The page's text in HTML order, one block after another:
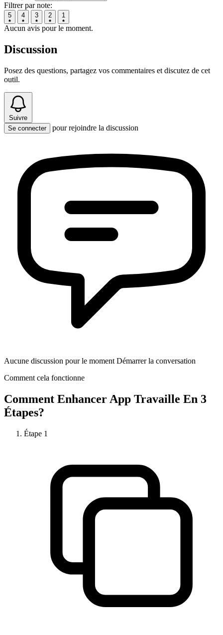
Filtrer par note:
5 4 3 2 1
Aucun avis pour le moment.
Discussion
Posez des questions, partagez vos commentaires et discutez de cet
outil.
Suivre
Se connecter
pour rejoindre la discussion
Aucune discussion pour le moment Démarrer la conversation
Comment cela fonctionne
Comment Enhancer App Travaille En 3
Étapes?
Étape 1